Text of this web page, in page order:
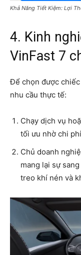
Khả Năng Tiết Kiệm: Lợi
4. Kinh
VinFast 7
Để chọn được
nhu cầu thực tế:
Chạy dịch vụ
tối ưu nhờ chi
Chủ doanh
mang lại sự
treo khí nén và